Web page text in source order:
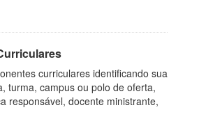
curriculares identificando sua
turma, campus ou polo de oferta,
responsável, docente ministrante,